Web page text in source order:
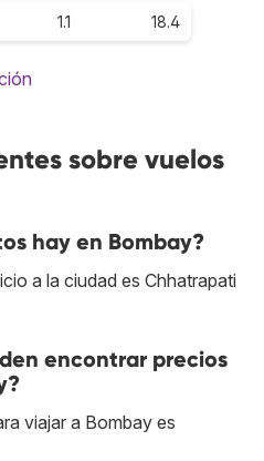
1.1 18.4
sobre vuelos
hay en Bombay?
a la ciudad es Chhatrapati
encontrar precios
viajar a Bombay es